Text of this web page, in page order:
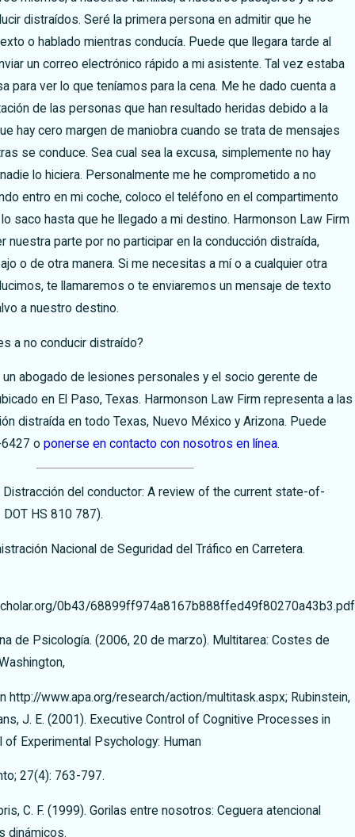
distraídos. Seré la primera persona en admitir que he
o hablado mientras conducía. Puede que llegara tarde al
un correo electrónico rápido a mi asistente. Tal vez estaba
para ver lo que teníamos para la cena. Me he dado cuenta a
de las personas que han resultado heridas debido a la
hay cero margen de maniobra cuando se trata de mensajes
se conduce. Sea cual sea la excusa, simplemente no hay
lo hiciera. Personalmente me he comprometido a no
entro en mi coche, coloco el teléfono en el compartimento
saco hasta que he llegado a mi destino. Harmonson Law Firm
nuestra parte por no participar en la conducción distraída,
o de otra manera. Si me necesitas a mí o a cualquier otra
te llamaremos o te enviaremos un mensaje de texto
a nuestro destino.
a no conducir distraído?
un abogado de lesiones personales y el socio gerente de
en El Paso, Texas. Harmonson Law Firm representa a las
distraída en todo Texas, Nuevo México y Arizona. Puede
o ponerse en contacto con nosotros en línea.
Distracción del conductor: A review of the current state-of-
HS 810 787).
Nacional de Seguridad del Tráfico en Carretera.
0b43/68899ff974a8167b888ffed49f80270a43b3.pdf
de Psicología. (2006, 20 de marzo). Multitarea: Costes de
http://www.apa.org/research/action/multitask.aspx; Rubinstein,
J. E. (2001). Executive Control of Cognitive Processes in
of Experimental Psychology: Human
27(4): 763-797.
C. F. (1999). Gorilas entre nosotros: Ceguera atencional
dinámicos.